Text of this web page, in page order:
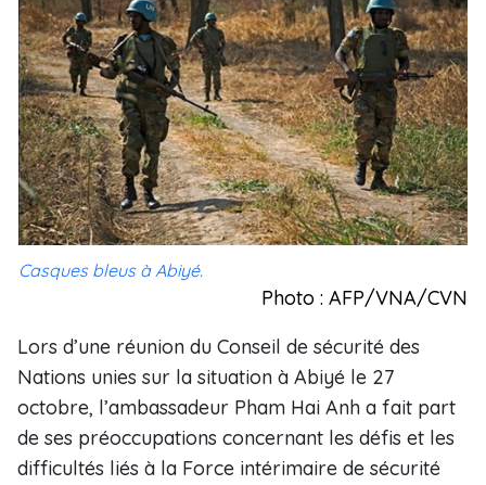
Casques bleus à Abiyé.
Photo : AFP/VNA/CVN
Lors d’une réunion du Conseil de sécurité des
Nations unies sur la situation à Abiyé le 27
octobre, l’ambassadeur Pham Hai Anh a fait part
de ses préoccupations concernant les défis et les
difficultés liés à la Force intérimaire de sécurité